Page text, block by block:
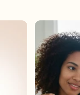
ta propre routine
réduire les
et le soleil
les soins K Pill
cheveux, investis
ta routine